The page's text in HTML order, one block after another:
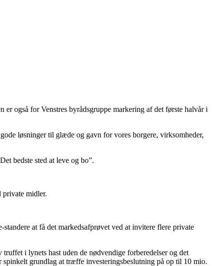
også for Venstres byrådsgruppe markering af det første halvår i
løsninger til glæde og gavn for vores borgere, virksomheder,
bedste sted at leve og bo”.
private midler.
at få det markedsafprøvet ved at invitere flere private
i lynets hast uden de nødvendige forberedelser og det
grundlag at træffe investeringsbeslutning på op til 10 mio.